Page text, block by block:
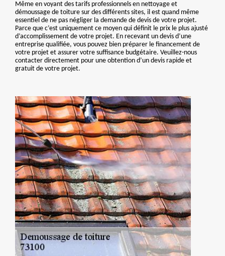
Même en voyant des tarifs professionnels en nettoyage et
démoussage de toiture sur des différents sites, il est quand même
essentiel de ne pas négliger la demande de devis de votre projet.
Parce que c’est uniquement ce moyen qui définit le prix le plus ajusté
d’accomplissement de votre projet. En recevant un devis d’une
entreprise qualifiée, vous pouvez bien préparer le financement de
votre projet et assurer votre suffisance budgétaire. Veuillez-nous
contacter directement pour une obtention d’un devis rapide et
gratuit de votre projet.